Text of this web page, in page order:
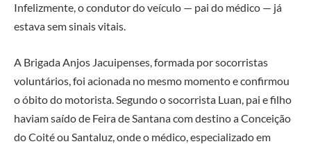
Infelizmente, o condutor do veículo — pai do médico — já
estava sem sinais vitais.
A Brigada Anjos Jacuipenses, formada por socorristas
voluntários, foi acionada no mesmo momento e confirmou
o óbito do motorista. Segundo o socorrista Luan, pai e filho
haviam saído de Feira de Santana com destino a Conceição
do Coité ou Santaluz, onde o médico, especializado em